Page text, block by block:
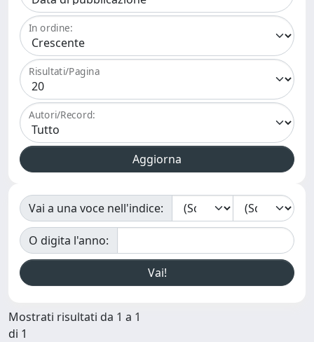
In ordine:
Risultati/Pagina
Autori/Record:
Vai a una voce nell'indice:
O digita l'anno:
Mostrati risultati da 1 a 1
di 1